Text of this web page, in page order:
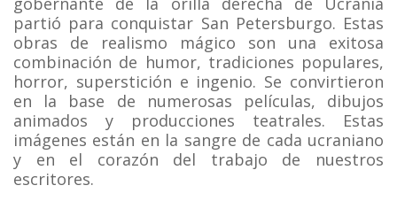
partió para conquistar San Petersburgo. Estas
obras de realismo mágico son una exitosa
combinación de humor, tradiciones populares,
horror, superstición e ingenio. Se convirtieron
en la base de numerosas películas, dibujos
animados y producciones teatrales. Estas
imágenes están en la sangre de cada ucraniano
y en el corazón del trabajo de nuestros
escritores.